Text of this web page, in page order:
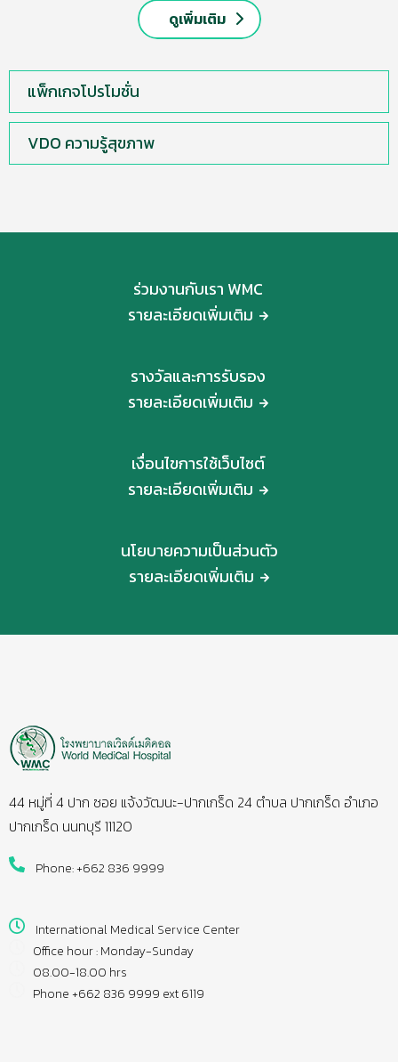
ดูเพิ่มเติม
แพ็กเกจโปรโมชั่น
VDO ความรู้สุขภาพ
ร่วมงานกับเรา WMC
รายละเอียดเพิ่มเติม
รางวัลและการรับรอง
รายละเอียดเพิ่มเติม
เงื่อนไขการใช้เว็บไซต์
รายละเอียดเพิ่มเติม
นโยบายความเป็นส่วนตัว
รายละเอียดเพิ่มเติม
44 หมู่ที่ 4 ปาก ซอย แจ้งวัฒนะ-ปากเกร็ด 24 ตำบล ปากเกร็ด อำเภอ
ปากเกร็ด นนทบุรี 11120
Phone: +662 836 9999
International Medical Service Center
Office hour : Monday-Sunday
08.00-18.00 hrs
Phone +662 836 9999 ext 6119